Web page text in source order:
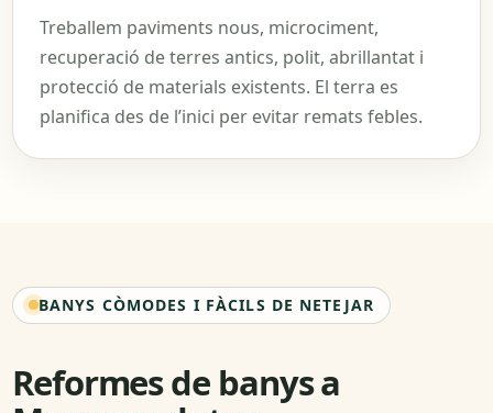
Treballem paviments nous, microciment,
recuperació de terres antics, polit, abrillantat i
protecció de materials existents. El terra es
planifica des de l’inici per evitar remats febles.
BANYS CÒMODES I FÀCILS DE NETEJAR
Reformes de banys a